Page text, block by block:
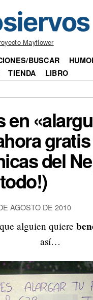
Mayflower
BUSCAR
TIENDA LIBRO
en
del
AGOSTO DE 2010
alguien quiere
así…